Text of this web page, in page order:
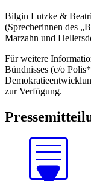
Bilgin Lutzke &
(Sprecherinnen des
Marzahn und
Für weitere
Bündnisses (c/o
zur Verfügung.